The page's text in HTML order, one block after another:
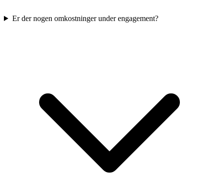
Er der nogen omkostninger under engagement?